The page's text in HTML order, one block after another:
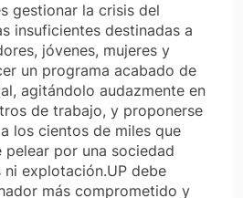
gestionar la crisis del
insuficientes destinadas a
jóvenes, mujeres y
un programa acabado de
agitándolo audazmente en
de trabajo, y proponerse
los cientos de miles que
pelear por una sociedad
explotación.UP debe
más comprometido y